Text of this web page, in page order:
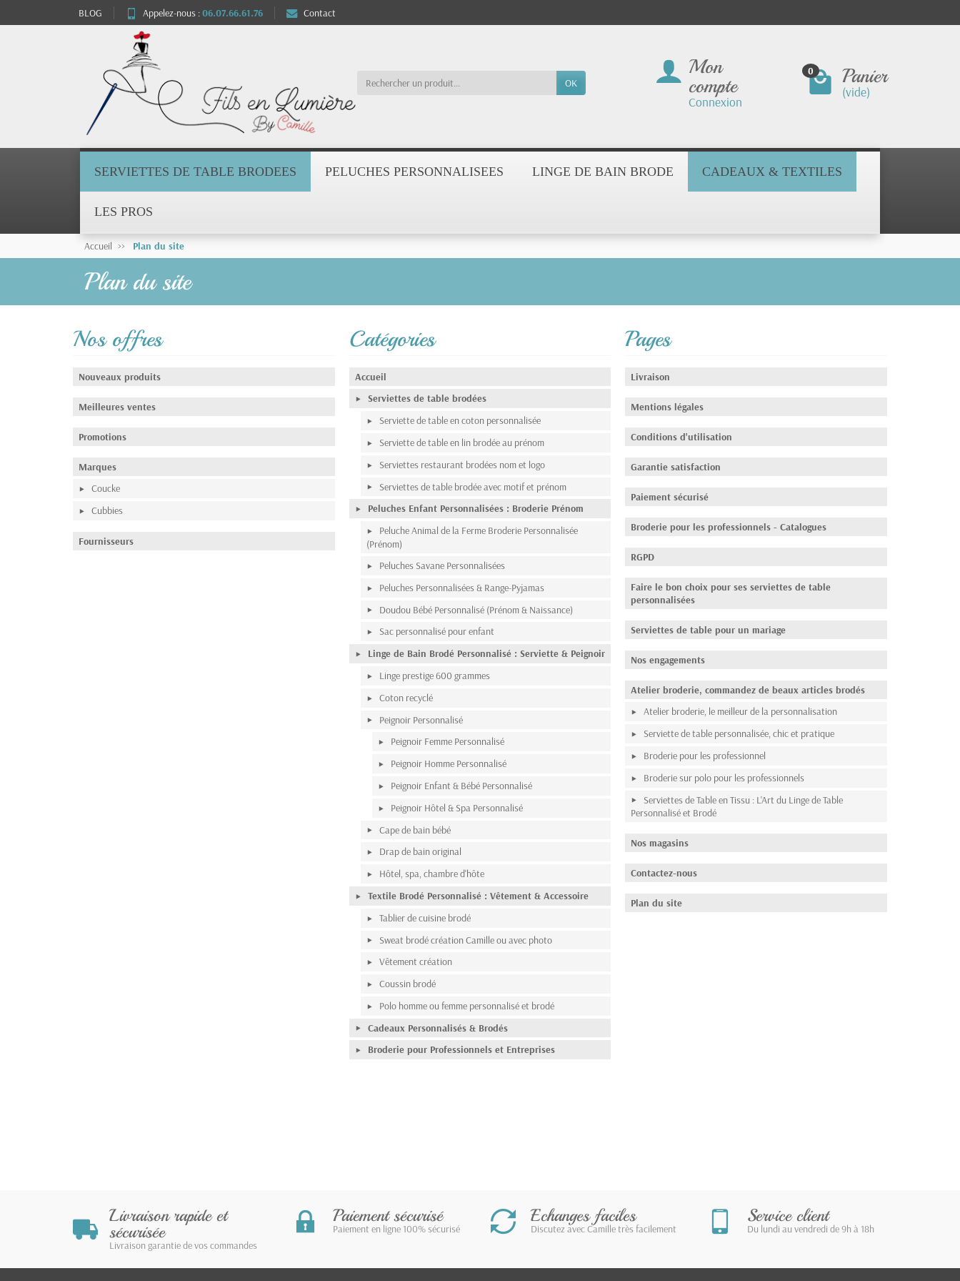
BLOG Appelez-nous :06.07.66.61.76 Contact
OK
Mon
compte
Connexion
0 Panier
(vide)
SERVIETTES DE TABLE BRODEES PELUCHES PERSONNALISEES LINGE DE BAIN BRODE CADEAUX & TEXTILES
LES PROS
Accueil Plan du site
Plan du site
Nos offres
Nouveaux produits
Meilleures ventes
Promotions
Marques
Coucke
Cubbies
Fournisseurs
Catégories
Accueil
Serviettes de table brodées
Serviette de table en coton personnalisée
Serviette de table en lin brodée au prénom
Serviettes restaurant brodées nom et logo
Serviettes de table brodée avec motif et prénom
Peluches Enfant Personnalisées : Broderie Prénom
Peluche Animal de la Ferme Broderie Personnalisée
(Prénom)
Peluches Savane Personnalisées
Peluches Personnalisées & Range-Pyjamas
Doudou Bébé Personnalisé (Prénom & Naissance)
Sac personnalisé pour enfant
Linge de Bain Brodé Personnalisé : Serviette & Peignoir
Linge prestige 600 grammes
Coton recyclé
Peignoir Personnalisé
Peignoir Femme Personnalisé
Peignoir Homme Personnalisé
Peignoir Enfant & Bébé Personnalisé
Peignoir Hôtel & Spa Personnalisé
Cape de bain bébé
Drap de bain original
Hôtel, spa, chambre d'hôte
Textile Brodé Personnalisé : Vêtement & Accessoire
Tablier de cuisine brodé
Sweat brodé création Camille ou avec photo
Vêtement création
Coussin brodé
Polo homme ou femme personnalisé et brodé
Cadeaux Personnalisés & Brodés
Broderie pour Professionnels et Entreprises
Pages
Livraison
Mentions légales
Conditions d'utilisation
Garantie satisfaction
Paiement sécurisé
Broderie pour les professionnels - Catalogues
RGPD
Faire le bon choix pour ses serviettes de table
personnalisées
Serviettes de table pour un mariage
Nos engagements
Atelier broderie, commandez de beaux articles brodés
Atelier broderie, le meilleur de la personnalisation
Serviette de table personnalisée, chic et pratique
Broderie pour les professionnel
Broderie sur polo pour les professionnels
Serviettes de Table en Tissu : L'Art du Linge de Table
Personnalisé et Brodé
Nos magasins
Contactez-nous
Plan du site
Livraison rapide et
sécurisée
Livraison garantie de vos commandes
Paiement sécurisé
Paiement en ligne 100% sécurisé
Echanges faciles
Discutez avec Camille très facilement
Service client
Du lundi au vendredi de 9h à 18h